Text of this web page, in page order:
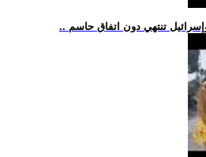
تنتهي دون اتفاق حاسم